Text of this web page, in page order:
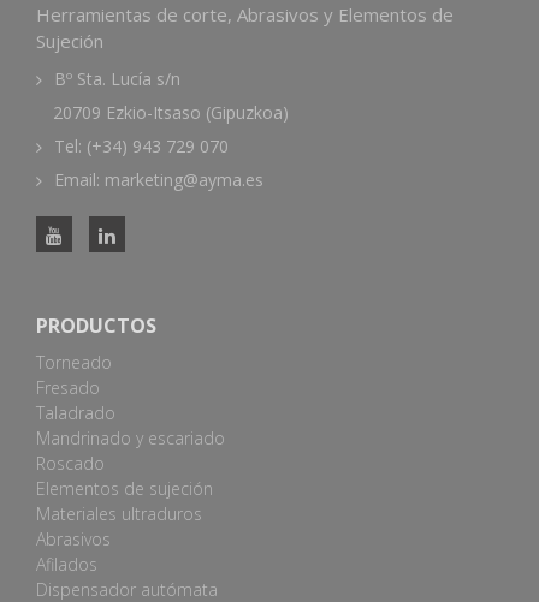
Herramientas de corte, Abrasivos y Elementos de
Sujeción
Bº Sta. Lucía s/n
20709 Ezkio-Itsaso (Gipuzkoa)
Tel: (+34) 943 729 070
Email: marketing@ayma.es
PRODUCTOS
Torneado
Fresado
Taladrado
Mandrinado y escariado
Roscado
Elementos de sujeción
Materiales ultraduros
Abrasivos
Afilados
Dispensador autómata